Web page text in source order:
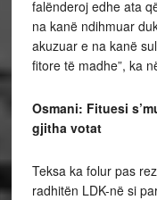
falënderoj edhe ata
na kanë ndihmuar
akuzuar e na kanë
fitore të madhe”, ka
Osmani: Fituesi
gjitha votat
Teksa ka folur pas
radhitën LDK-në si